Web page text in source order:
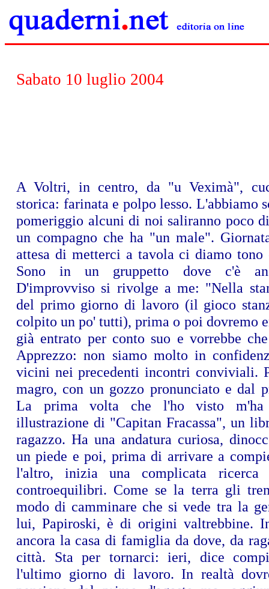
Sabato 10 luglio 2004
A Voltri, in centro, da "u Veximà",
storica: farinata e polpo lesso. L'abbiamo
pomeriggio alcuni di noi saliranno poco
un compagno che ha "un male".
attesa di metterci a tavola ci diamo tono
Sono in un gruppetto dove c'è
D'improvviso si rivolge a me: "Nella
del primo giorno di lavoro (il gioco
colpito un po' tutti), prima o poi dovremo
già entrato per conto suo e vorrebbe
Apprezzo: non siamo molto in
vicini nei precedenti incontri conviviali.
magro, con un gozzo pronunciato e dal
La prima volta che l'ho visto m'ha
illustrazione di "Capitan Fracassa", un
ragazzo. Ha una andatura curiosa,
un piede e poi, prima di arrivare a
l'altro, inizia una complicata
controequilibri. Come se la terra gli
modo di camminare che si vede tra la
lui, Papiroski, è di origini valtrebbine.
ancora la casa di famiglia da dove, da
città. Sta per tornarci: ieri, dice
l'ultimo giorno di lavoro. In realtà